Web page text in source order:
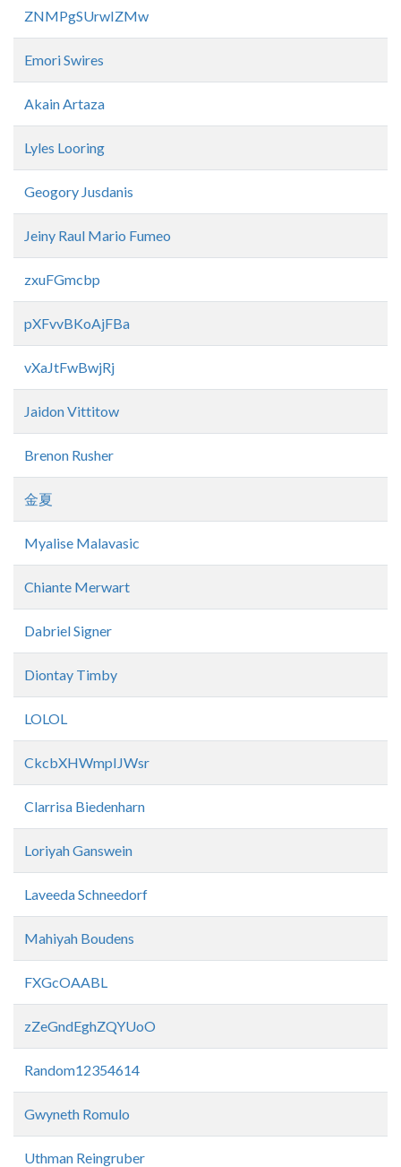
ZNMPgSUrwIZMw
Emori Swires
Akain Artaza
Lyles Looring
Geogory Jusdanis
Jeiny Raul Mario Fumeo
zxuFGmcbp
pXFvvBKoAjFBa
vXaJtFwBwjRj
Jaidon Vittitow
Brenon Rusher
金夏
Myalise Malavasic
Chiante Merwart
Dabriel Signer
Diontay Timby
LOLOL
CkcbXHWmpIJWsr
Clarrisa Biedenharn
Loriyah Ganswein
Laveeda Schneedorf
Mahiyah Boudens
FXGcOAABL
zZeGndEghZQYUoO
Random12354614
Gwyneth Romulo
Uthman Reingruber